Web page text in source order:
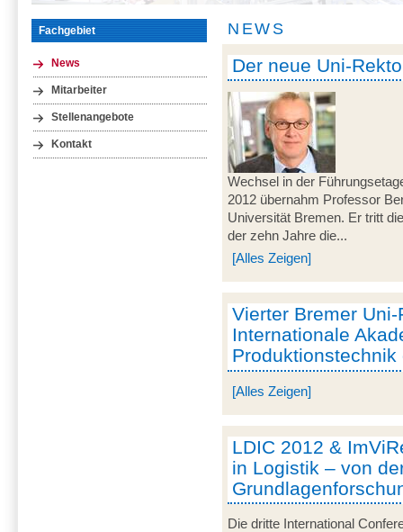
Fachgebiet
News
Mitarbeiter
Stellenangebote
Kontakt
NEWS
Der neue Uni-
Wechsel in der
2012 übernahm Professor
Universität Bremen. Er tritt
der zehn Jahre die...
[Alles Zeigen]
Vierter Bremer
Internationale
Produktionstechnik
[Alles Zeigen]
LDIC 2012 &
in Logistik – von
Die dritte International